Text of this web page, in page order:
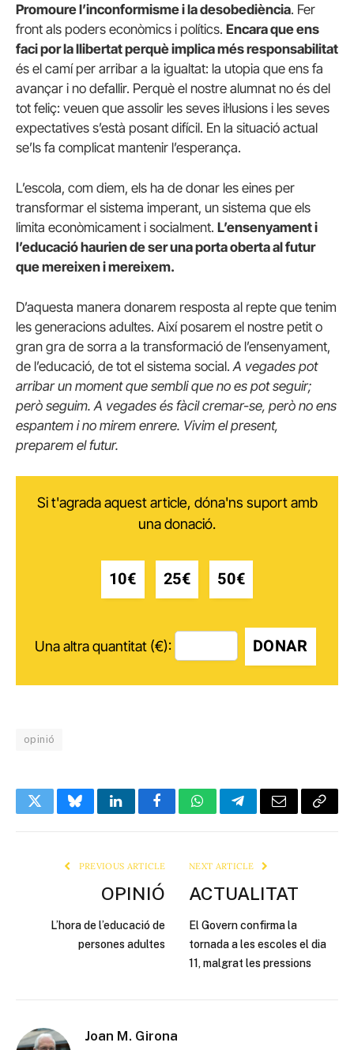
Promoure l’inconformisme i la desobediència. Fer
front als poders econòmics i polítics. Encara que ens
faci por la llibertat perquè implica més responsabilitat
és el camí per arribar a la igualtat: la utopia que ens fa
avançar i no defallir. Perquè el nostre alumnat no és del
tot feliç: veuen que assolir les seves il·lusions i les seves
expectatives s’està posant difícil. En la situació actual
se’ls fa complicat mantenir l’esperança.
L’escola, com diem, els ha de donar les eines per
transformar el sistema imperant, un sistema que els
limita econòmicament i socialment. L’ensenyament i
l’educació haurien de ser una porta oberta al futur
que mereixen i mereixem.
D’aquesta manera donarem resposta al repte que tenim
les generacions adultes. Així posarem el nostre petit o
gran gra de sorra a la transformació de l’ensenyament,
de l’educació, de tot el sistema social.A vegades pot
arribar un moment que sembli que no es pot seguir;
però seguim. A vegades és fàcil cremar-se, però no ens
espantem i no mirem enrere. Vivim el present,
preparem el futur.
Si t'agrada aquest article, dóna'ns suport amb
una donació.
10€ 25€ 50€
Una altra quantitat (€): DONAR
opinió
TwitterBlueskyLinkedInFacebookWhatsAppTelegramEmail Copy
PREVIOUS ARTICLE
OPINIÓ
L’hora de l’educació de
persones adultes
NEXT ARTICLE
ACTUALITAT
El Govern confirma la
tornada a les escoles el dia
11, malgrat les pressions
Joan M. Girona